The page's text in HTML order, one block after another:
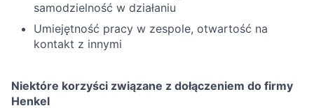
samodzielność w działaniu
Umiejętność pracy w zespole, otwartość na
kontakt z innymi
Niektóre korzyści związane z dołączeniem do firmy
Henkel